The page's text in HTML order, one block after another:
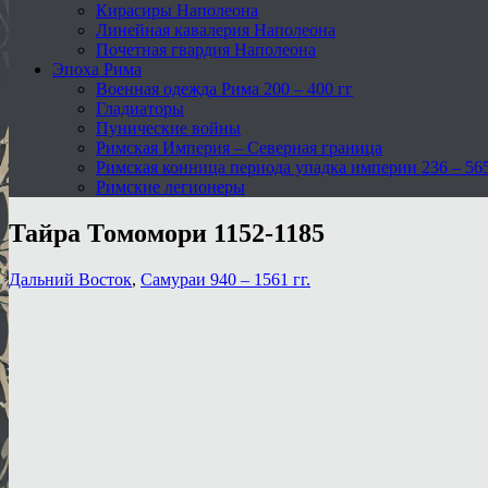
Кирасиры Наполеона
Линейная кавалерия Наполеона
Почетная гвардия Наполеона
Эпоха Рима
Военная одежда Рима 200 – 400 гг
Гладиаторы
Пунические войны
Римская Империя – Северная граница
Римская конница периода упадка империи 236 –
Римские легионеры
Тайра Томомори 1152-1185
Дальний Восток, Самураи 940 – 1561 гг.